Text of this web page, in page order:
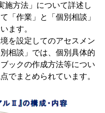
施方法」について詳述し
「作業」と「個別相談」
ます。
を設定してのアセスメン
相談」では、個別具体的
ックの作成方法等につい
でまとめられています。